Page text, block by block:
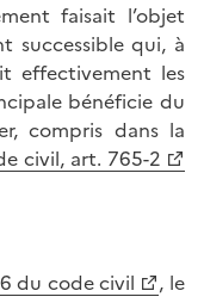
faisait l’objet
successible qui, à
effectivement les
bénéficie du
compris dans la
civil, art. 765-2
du code civil
, le